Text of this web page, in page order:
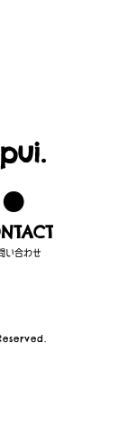
い合わせ